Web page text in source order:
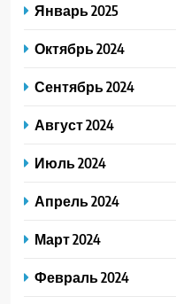
Январь 2025
Октябрь 2024
Сентябрь 2024
Август 2024
Июль 2024
Апрель 2024
Март 2024
Февраль 2024